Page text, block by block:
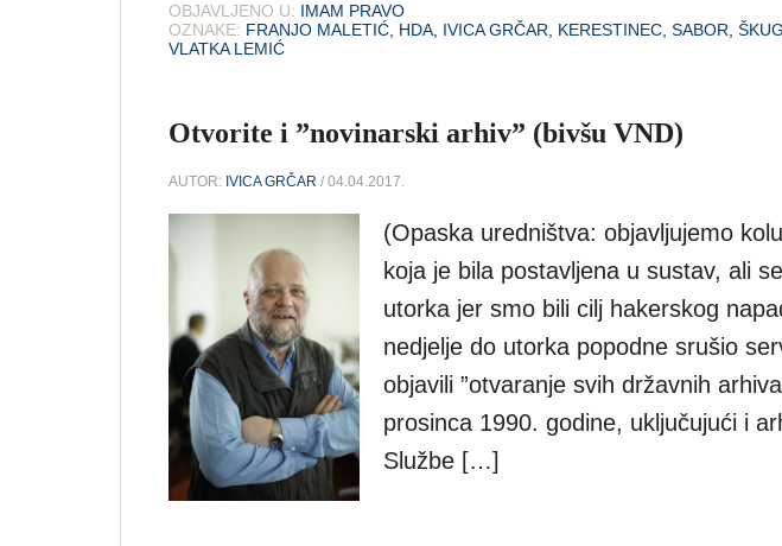
OBJAVLJENO U: IMAM PRAVO
OZNAKE: FRANJO MALETIĆ, HDA, IVICA GRČAR, KERESTINEC, SABOR,
VLATKA LEMIĆ
Otvorite i ”novinarski arhiv” (bivšu VND)
AUTOR: IVICA GRČAR / 04.04.2017.
(Opaska uredništva: objavljujemo
koja je bila postavljena u sustav, ali
utorka jer smo bili cilj hakerskog
nedjelje do utorka popodne srušio
objavili ”otvaranje svih državnih
prosinca 1990. godine, uključujući i
Službe […]